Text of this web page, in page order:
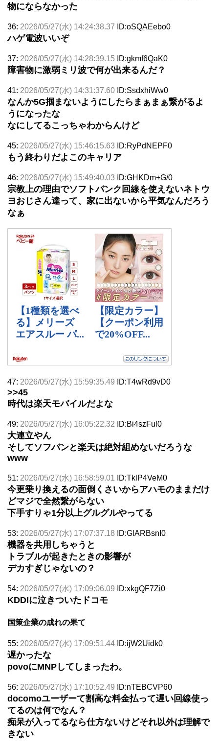
物にならなかった
36: 2026/05/27(水) 14:24:38.37 ID:oSQAEebo0
ハゲ電波いいぞ
37: 2026/05/27(水) 14:28:39.15 ID:gkmf6QaK0
障害物に激弱ミリ波で何が出来るんだ？
41: 2026/05/27(水) 14:31:37.60 ID:SsdxhiWw0
なんか5G掴まないようにしたらまぁまぁ繋がるよ
うになったな
なにしてるこっちゃわからんけど
45: 2026/05/27(水) 15:46:15.63 ID:RyPdNEPF0
もう終わりだよこのキャリア
46: 2026/05/27(水) 15:49:40.03 ID:GHKDm+G/0
宗教上の理由でソフトバンク回線を使えないネトウ
ヨおじさん達って、家に出ないから平気なんだろう
なぁ
47: 2026/05/27(水) 15:59:35.49 ID:T4wRd9vD0
>>45
時代は楽天モバイルだよな
49: 2026/05/27(水) 16:05:22.32 ID:Bi4szFul0
大連立やん
そしてソフバンと楽天は絶対組めないだろうな
www
51: 2026/05/27(水) 16:58:59.01 ID:TklP4VeM0
今更乗り換えるの面倒くさいからアハモのままだけ
どマジで全然繋がらない
下手すりゃ1分以上グルグルやってる
53: 2026/05/27(水) 17:07:37.18 ID:GlARBsnI0
機器を共用しちゃうと
トラブルが起きたときの影響が
デカすぎじゃないの？
54: 2026/05/27(水) 17:09:06.09 ID:xkgQF7Zi0
KDDIに泣きついたドコモ
国策企業の成れの果て
55: 2026/05/27(水) 17:09:51.44 ID:ijW2Uidk0
遅かったな
povoにMNPしてしまったわ。
56: 2026/05/27(水) 17:10:52.49 ID:nTEBCVP60
docomoユーザーて割高な料金払って遅い回線使っ
てるのは何でなん？
痴呆が入ってるなら仕方ないけどそれ以外は理解で
きない